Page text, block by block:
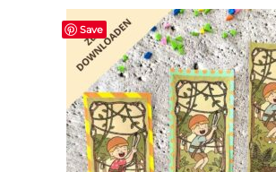
Save
IN DEN WARENKORB